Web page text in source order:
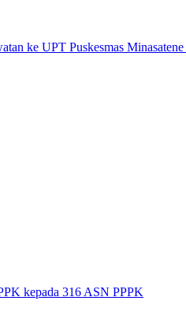
ke UPT Puskesmas Minasatene
kepada 316 ASN PPPK